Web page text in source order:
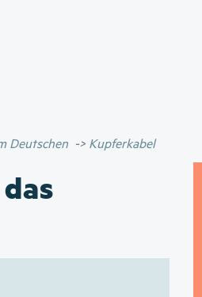
Deutschen Kupferkabel